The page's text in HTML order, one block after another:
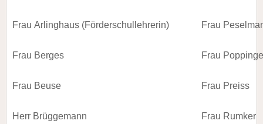
Frau Arlinghaus (Förderschullehrerin) Frau
Frau Berges Frau
Frau Beuse Frau Preiss
Herr Brüggemann Frau Rumker